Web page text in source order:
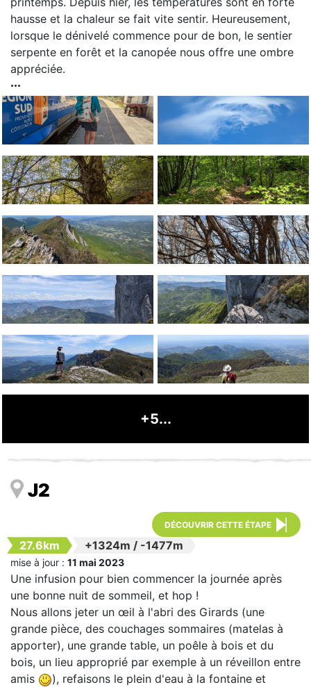
hausse et la chaleur se fait vite sentir. Heureusement,
lorsque le dénivelé commence pour de bon, le sentier
serpente en forêt et la canopée nous offre une ombre
appréciée.
+5...
J2
DÉCOUVRIR CETTE ÉTAPE
27.6km +1324m / -1477m
mise à jour : 11 mai 2023
Une infusion pour bien commencer la journée après
une bonne nuit de sommeil, et hop !
Nous allons jeter un œil à l'abri des Girards (une
grande pièce, des couchages sommaires (matelas à
apporter), une grande table, un poêle à bois et du
bois, un lieu approprié par exemple à un réveillon entre
amis
), refaisons le plein d'eau à la fontaine et